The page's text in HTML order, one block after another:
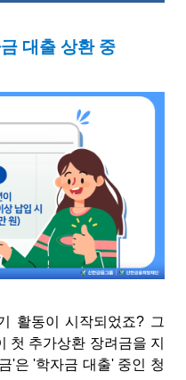
대출 상환 중
활동이 시작되었죠? 그
첫 추가상환 장려금을 지
'은 '학자금 대출' 중인 청